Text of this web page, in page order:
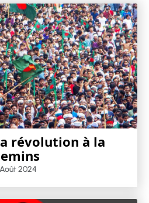
révolution à la
2024